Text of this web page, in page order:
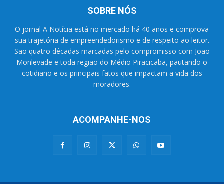
SOBRE NÓS
O jornal A Notícia está no mercado há 40 anos e comprova
sua trajetória de empreendedorismo e de respeito ao leitor.
São quatro décadas marcadas pelo compromisso com João
Monlevade e toda região do Médio Piracicaba, pautando o
cotidiano e os principais fatos que impactam a vida dos
moradores.
ACOMPANHE-NOS